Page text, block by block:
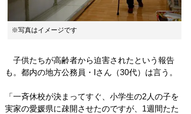
※写真はイメージです
子供たちが高齢者から迫害されたという報告
も。都内の地方公務員・Iさん（30代）は言う。
「一斉休校が決まってすぐ、小学生の2人の子を
実家の愛媛県に疎開させたのですが、1週間たた